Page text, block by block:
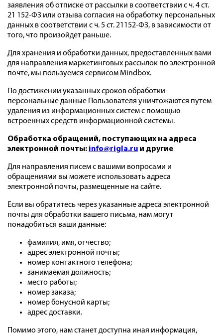
заявления об отписке от рассылки в соответствии с ч. 4 ст.
21 152-ФЗ или отзыва согласия на обработку персональных
данных в соответствии с ч. 5 ст. 21152-ФЗ, в зависимости от
того, что произойдет раньше.
Для хранения и обработки данных, предоставленных вами
для направления маркетинговых рассылок по электронной
почте, мы пользуемся сервисом Mindbox.
По достижении указанных сроков обработки
персональные данные Пользователя уничтожаются путем
удаления из информационных систем с помощью
встроенных средств информационной системы.
Обработка обращений, поступающих на адреса
электронной почты: info@rigla.ru и другие
Для направления писем с вашими вопросами и
обращениями вы можете использовать адреса
электронной почты, размещенные на сайте.
Если вы обратитесь через указанные адреса электронной
почты для обработки вашего письма, нам могут
понадобиться ваши данные:
фамилия, имя, отчество;
адрес электронной почты;
номер контактного телефона;
занимаемая должность;
место работы;
номер заказа;
номер бонусной карты;
адрес доставки.
Помимо этого, нам станет доступна иная информация,